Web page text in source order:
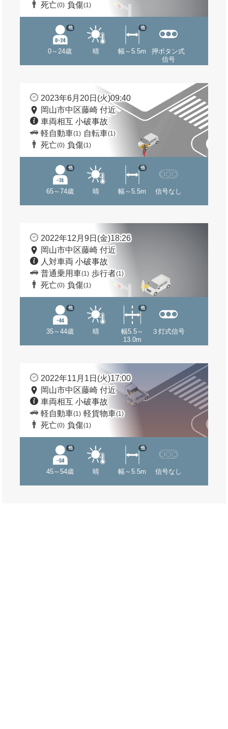
死亡(0) 負傷(1)
0～24歳
他
晴 幅～5.5m
他
押ボタン式
信号
2023年6月20日(火)09:40
岡山市中区藤崎 付近
車両相互 小破事故
軽自動車(1) 自転車(1)
死亡(0) 負傷(1)
65～74歳
他
晴 幅～5.5m
他
信号なし
2022年12月9日(金)18:26
岡山市中区藤崎 付近
人対車両 小破事故
普通乗用車(1) 歩行者(1)
死亡(0) 負傷(1)
35～44歳
他
晴
幅5.5～
13.0m
他
３灯式信号
2022年11月1日(火)17:00
岡山市中区藤崎 付近
車両相互 小破事故
軽自動車(1) 軽貨物車(1)
死亡(0) 負傷(1)
45～54歳
他
晴 幅～5.5m
他
信号なし